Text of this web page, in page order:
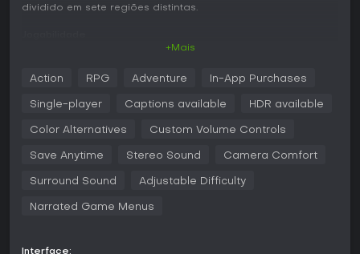
dividido em sete regiões distintas.
movimentos básicos e, ao longo da jornada, libera poderes
inspirados nos deuses, como o planeio com as asas de
e ferramentas de projétil como flechas guiadas. Os
esquivas e gerenciamento de estamina para evitar o
adversários comuns a criaturas mitológicas de grande
porte, como Cíclopes, Medusa e Minotauro, exigindo
+Mais
Action RPG Adventure In-App Purchases
Single-player Captions available HDR available
Color Alternatives Custom Volume Controls
Save Anytime Stereo Sound Camera Comfort
Surround Sound Adjustable Difficulty
Narrated Game Menus
Interface: